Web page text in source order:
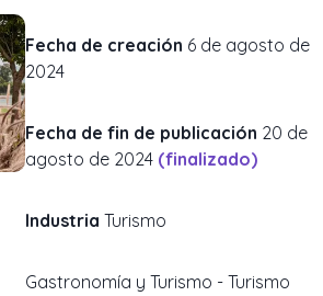
Fecha de creación 6 de agosto de
2024
Fecha de fin de publicación 20 de
agosto de 2024 (finalizado)
Industria Turismo
Gastronomía y Turismo - Turismo